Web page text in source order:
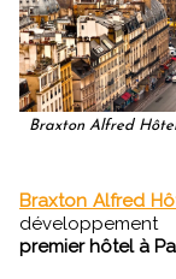
Braxton Alfred
Braxton Alfred
premier hôtel à